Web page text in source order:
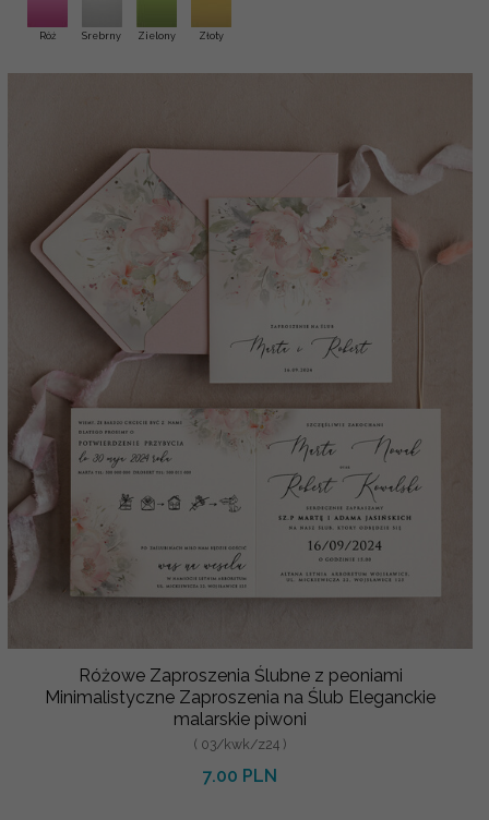
Róż Srebrny Zielony Złoty
Różowe Zaproszenia Ślubne z peoniami
Minimalistyczne Zaproszenia na Ślub Eleganckie
malarskie piwoni
( 03/kwk/z24 )
7.00 PLN